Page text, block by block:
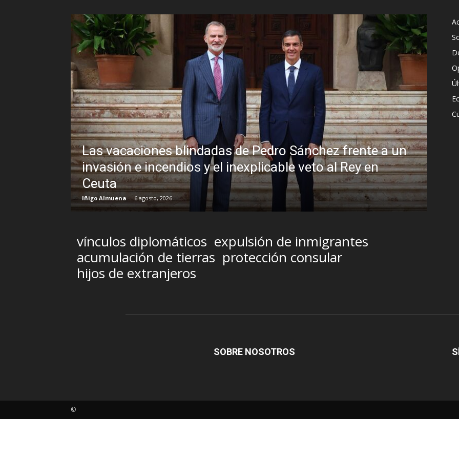
de Pedro Sánchez frente a un
inexplicable veto al Rey en
Sin disimulo: la peligrosa
Brasil y la sombra del Foro de São Paulo
R.C. Gómez 5 agosto, 2026
vínculos diplomáticos expulsión de inmigrantes
acumulación de tierras protección consular
hijos de extranjeros
SOBRE NOSOTROS
©